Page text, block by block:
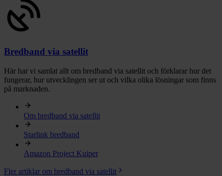
Bredband via satellit
Här har vi samlat allt om bredband via satellit och förklarar hur det
fungerar, hur utvecklingen ser ut och vilka olika lösningar som finns
på marknaden.
Om bredband via satellit
Starlink bredband
Amazon Project Kuiper
Fler artiklar om bredband via satellit